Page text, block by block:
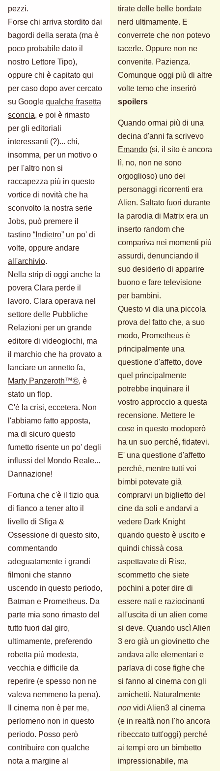
pezzi.
Forse chi arriva stordito dai
bagordi della serata (ma è
poco probabile dato il
nostro Lettore Tipo),
oppure chi è capitato qui
per caso dopo aver cercato
su Google qualche frasetta
sconcia, e poi è rimasto
per gli editoriali
interessanti (?)... chi,
insomma, per un motivo o
per l'altro non si
raccapezza più in questo
vortice di novità che ha
sconvolto la nostra serie
Jobs, può premere il
tastino “Indietro” un po' di
volte, oppure andare
all'archivio.
Nella strip di oggi anche la
povera Clara perde il
lavoro. Clara operava nel
settore delle Pubbliche
Relazioni per un grande
editore di videogiochi, ma
il marchio che ha provato a
lanciare un annetto fa,
Marty Panzeroth™©, è
stato un flop.
C'è la crisi, eccetera. Non
l'abbiamo fatto apposta,
ma di sicuro questo
fumetto risente un po' degli
influssi del Mondo Reale...
Dannazione!
Fortuna che c'è il tizio qua
di fianco a tener alto il
livello di Sfiga &
Ossessione di questo sito,
commentando
adeguatamente i grandi
filmoni che stanno
uscendo in questo periodo,
Batman e Prometheus. Da
parte mia sono rimasto del
tutto fuori dal giro,
ultimamente, preferendo
robetta più modesta,
vecchia e difficile da
reperire (e spesso non ne
valeva nemmeno la pena).
Il cinema non è per me,
perlomeno non in questo
periodo. Posso però
contribuire con qualche
nota a margine al
tirate delle belle bordate
nerd ultimamente. E
converrete che non potevo
tacerle. Oppure non ne
convenite. Pazienza.
Comunque oggi più di altre
volte temo che inserirò
spoilers
Quando ormai più di una
decina d'anni fa scrivevo
Emando (si, il sito è ancora
lì, no, non ne sono
orgoglioso) uno dei
personaggi ricorrenti era
Alien. Saltato fuori durante
la parodia di Matrix era un
inserto random che
compariva nei momenti più
assurdi, denunciando il
suo desiderio di apparire
buono e fare televisione
per bambini.
Questo vi dia una piccola
prova del fatto che, a suo
modo, Prometheus è
principalmente una
questione d'affetto, dove
quel principalmente
potrebbe inquinare il
vostro approccio a questa
recensione. Mettere le
cose in questo modoperò
ha un suo perché, fidatevi.
E' una questione d'affetto
perché, mentre tutti voi
bimbi potevate già
comprarvi un biglietto del
cine da soli e andarvi a
vedere Dark Knight
quando questo è uscito e
quindi chissà cosa
aspettavate di Rise,
scommetto che siete
pochini a poter dire di
essere nati e raziocinanti
all'uscita di un alien come
si deve. Quando uscì Alien
3 ero già un giovinetto che
andava alle elementari e
parlava di cose fighe che
si fanno al cinema con gli
amichetti. Naturalmente
non vidi Alien3 al cinema
(e in realtà non l'ho ancora
ribeccato tutt'oggi) perché
ai tempi ero un bimbetto
impressionabile, ma